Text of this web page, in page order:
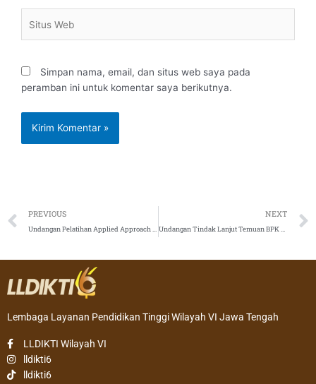
Web
Simpan nama, email, dan situs web saya pada
peramban ini untuk komentar saya berikutnya.
Prev
PREVIOUS
Undangan Pelatihan Applied Approach (AA) Universitas IVET
NEXT
Undangan Tindak Lanjut Temuan BPK RI TA 2017
Lembaga Layanan Pendidikan Tinggi Wilayah VI Jawa Tengah
LLDIKTI Wilayah VI
lldikti6
lldikti6